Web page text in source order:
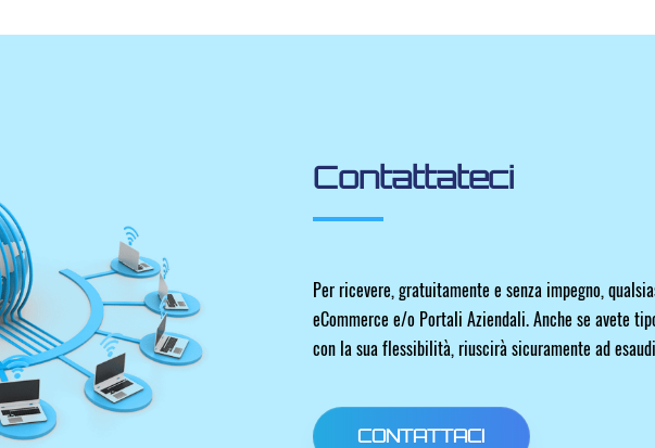
Contattateci
Per ricevere, gratuitamente e senza impegno,
eCommerce e/o Portali Aziendali. Anche se avete
con la sua flessibilità, riuscirà sicuramente ad
CONTATTACI